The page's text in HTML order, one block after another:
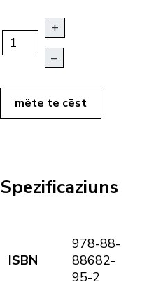
+
–
mëte te cëst
Spezificaziuns
ISBN
978-88-
88682-
95-2